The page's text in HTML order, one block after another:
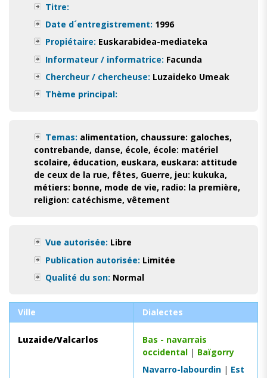
Titre:
Date d´entregistrement: 1996
Propiétaire: Euskarabidea-mediateka
Informateur / informatrice: Facunda
Chercheur / chercheuse: Luzaideko Umeak
Thème principal:
Temas: alimentation, chaussure: galoches,
contrebande, danse, école, école: matériel
scolaire, éducation, euskara, euskara: attitude
de ceux de la rue, fêtes, Guerre, jeu: kukuka,
métiers: bonne, mode de vie, radio: la première,
religion: catéchisme, vêtement
Vue autorisée: Libre
Publication autorisée: Limitée
Qualité du son: Normal
Ville Dialectes
Luzaide/Valcarlos
Bas - navarrais
occidental | Baïgorry
Navarro-labourdin | Est